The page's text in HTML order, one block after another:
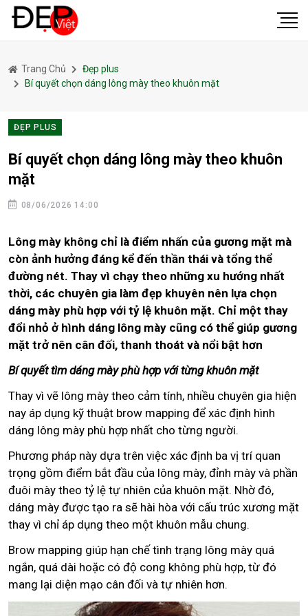
Trang Chủ
Đẹp plus
Bí quyết chọn dáng lông mày theo khuôn mặt
ĐẸP PLUS
Bí quyết chọn dáng lông mày theo khuôn
mặt
08/06/2026 14:00
Lông mày không chỉ là điểm nhấn của gương mặt mà
còn ảnh hưởng đáng kể đến thần thái và tổng thể
đường nét. Thay vì chạy theo những xu hướng nhất
thời, các chuyên gia làm đẹp khuyên nên lựa chọn
dáng mày phù hợp với tỷ lệ khuôn mặt. Chỉ một thay
đổi nhỏ ở hình dáng lông mày cũng có thể giúp gương
mặt trở nên cân đối, thanh thoát và nổi bật hơn
Bí quyết tìm dáng mày phù hợp với từng khuôn mặt
Thay vì vẽ lông mày theo cảm tính, nhiều chuyên gia hiện
nay áp dụng kỹ thuật brow mapping để xác định hình
dáng lông mày phù hợp nhất cho từng người.
Phương pháp này dựa trên việc xác định ba vị trí quan
trọng gồm điểm bắt đầu của lông mày, đỉnh mày và phần
đuôi mày theo tỷ lệ tự nhiên của khuôn mặt. Nhờ đó,
dáng mày được tạo ra sẽ hài hòa với cấu trúc xương mặt
thay vì chỉ áp dụng theo một khuôn mẫu chung.
Brow mapping giúp hạn chế tình trạng lông mày quá
ngắn, quá dài hoặc có độ cong không phù hợp, từ đó
mang lại diện mạo cân đối và tự nhiên hơn.